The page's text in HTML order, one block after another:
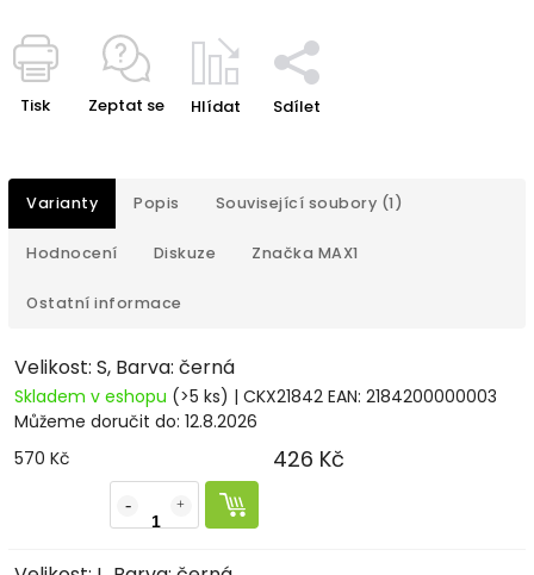
Tisk Zeptat se Hlídat Sdílet
Varianty Popis Související soubory (1)
Hodnocení Diskuze Značka MAX1
Ostatní informace
Velikost: S, Barva: černá
Skladem v eshopu (>5 ks) | CKX21842 EAN: 2184200000003
Můžeme doručit do: 12.8.2026
570 Kč
426 Kč